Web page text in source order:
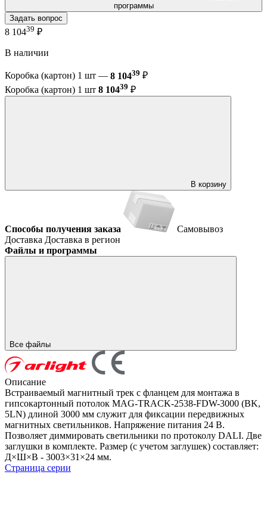
программы
Задать вопрос
8 10439 ₽
В наличии
Коробка (картон) 1 шт — 8 10439 ₽
Коробка (картон) 1 шт 8 10439 ₽
В корзину
Способы получения заказа
Самовывоз
Доставка Доставка в регион
Файлы и программы
Все файлы
Описание
Встраиваемый магнитный трек с фланцем для монтажа в
гипсокартонный потолок MAG-TRACK-2538-FDW-3000 (BK,
5LN) длиной 3000 мм служит для фиксации передвижных
магнитных светильников. Напряжение питания 24 В.
Позволяет диммировать светильники по протоколу DALI. Две
заглушки в комплекте. Размер (с учетом заглушек) составляет:
Д×Ш×В - 3003×31×24 мм.
Страница серии